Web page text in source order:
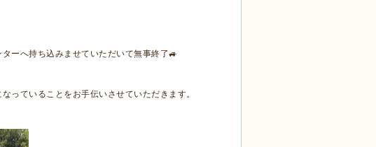
ーへ持ち込みませていただいて無事終了🚙
っていることをお手伝いさせていただきます。